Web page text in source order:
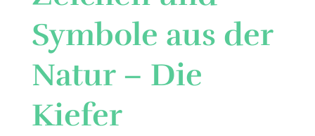
Symbole aus der
Natur – Die
Kiefer